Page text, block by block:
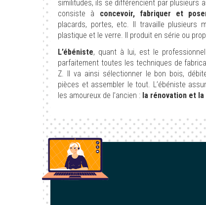
similitudes, ils se différencient par plusieurs
consiste à concevoir, fabriquer et
placards, portes, etc. Il travaille plusieurs
plastique et le verre. Il produit en série ou
L’ébéniste, quant à lui, est le professionnel
parfaitement toutes les techniques de
Z. Il va ainsi sélectionner le bon bois,
pièces et assembler le tout. L’ébéniste
les amoureux de l’ancien : la rénovation et